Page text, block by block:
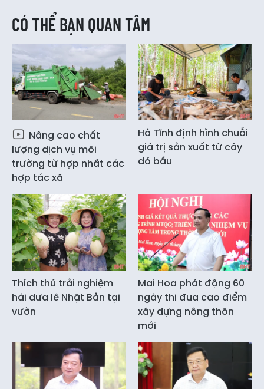
CÓ THỂ BẠN QUAN TÂM
Nâng cao chất
lượng dịch vụ môi
trường từ hợp nhất các
hợp tác xã
Hà Tĩnh định hình chuỗi
giá trị sản xuất từ cây
dó bầu
Thích thú trải nghiệm
hái dưa lê Nhật Bản tại
vườn
Mai Hoa phát động 60
ngày thi đua cao điểm
xây dựng nông thôn
mới